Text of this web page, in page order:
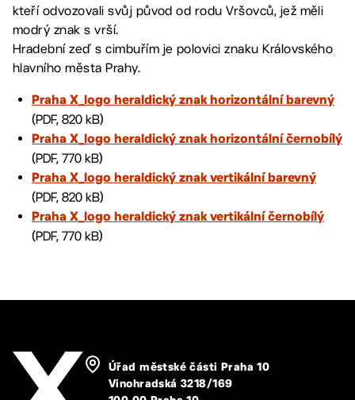
kteří odvozovali svůj původ od rodu Vršovců, jež měli
modrý znak s vrší.
Hradební zeď s cimbuřím je polovici znaku Královského
hlavního města Prahy.
Praha X_logo heraldický znak horizontální barevný
(PDF, 820 kB)
Praha X_logo heraldický znak horizontální černobílý
(PDF, 770 kB)
Praha X_logo heraldický znak vertikální barevný
(PDF, 820 kB)
Praha X_logo heraldický znak vertikální černobílý
(PDF, 770 kB)
Úřad městské části Praha 10
Vinohradská 3218/169